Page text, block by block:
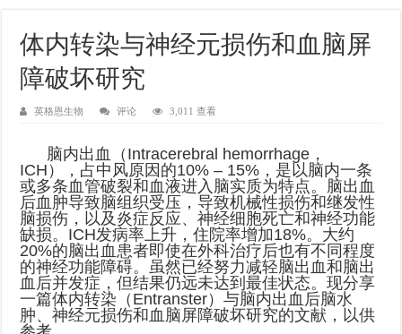
体内转染与神经元损伤和血脑屏
障破坏研究
英格恩生物 评论 3,011 查看
脑内出血（Intracerebral hemorrhage，
ICH），占中风原因的10% – 15%，是以脑内一条
或多条血管破裂和血液进入脑实质为特点。脑出血
后血肿导致脑组织受压，导致机械性损伤和继发性
脑损伤，以及炎症反应、神经细胞死亡和神经功能
缺损。ICH发病率上升，住院率增加18%。大约
20%的脑出血患者即使在外科治疗后也有不同程度
的神经功能障碍。虽然已经努力减轻脑出血和脑出
血后并发症，但结果仍远未达到最佳状态。现分享
一篇体内转染（Entranster）与脑内出血后脑水
肿、神经元损伤和血脑屏障破坏研究的文献，以供